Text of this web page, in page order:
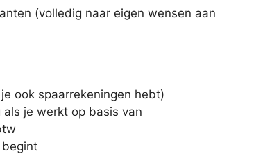
(volledig naar eigen wensen aan
ook spaarrekeningen hebt)
als je werkt op basis van